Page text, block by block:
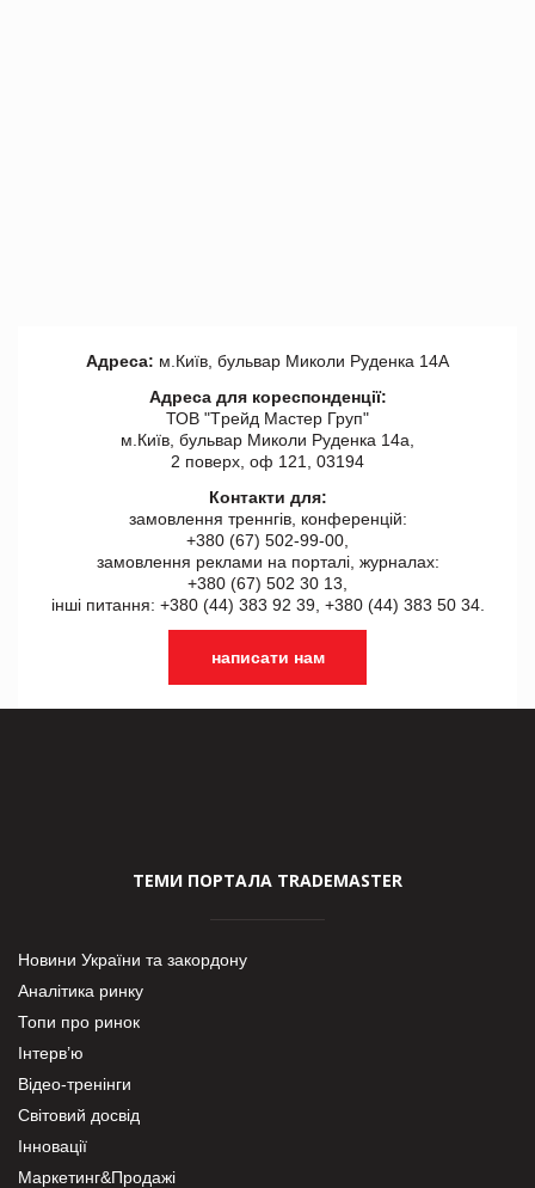
Адреса: м.Київ, бульвар Миколи Руденка 14А
Адреса для кореспонденції:
ТОВ "Tрейд Мастер Груп"
м.Київ, бульвар Миколи Руденка 14а,
2 поверх, оф 121, 03194
Контакти для:
замовлення треннгів, конференцій:
+380 (67) 502-99-00,
замовлення реклами на порталі, журналах:
+380 (67) 502 30 13,
інші питання: +380 (44) 383 92 39, +380 (44) 383 50 34.
написати нам
ТЕМИ ПОРТАЛА TRADEMASTER
Новини України та закордону
Аналітика ринку
Топи про ринок
Інтерв’ю
Відео-тренінги
Світовий досвід
Інновації
Маркетинг&Продажі